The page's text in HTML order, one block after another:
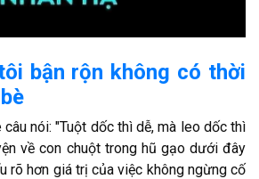
bận rộn không có thời
nói: "Tuột dốc thì dễ, mà leo dốc thì
về con chuột trong hũ gạo dưới đây
rõ hơn giá trị của việc không ngừng cố